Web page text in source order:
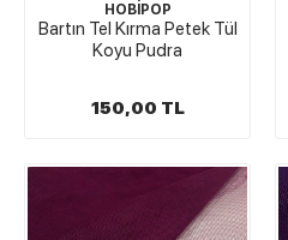
HOBİPOP
Bartın Tel Kırma Petek Tül
Koyu Pudra
150,00 TL